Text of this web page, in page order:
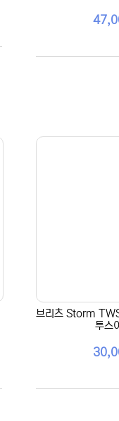
브리츠 Storm
투스